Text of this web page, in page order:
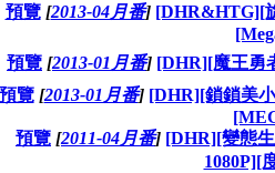
預覽 [2013-04月番] [DHR&HTG][
預覽 [2013-01月番] [DHR][魔王勇
預覽 [2013-01月番] [DHR][鎖鎖美
預覽 [2011-04月番] [DHR][變態
1080P][